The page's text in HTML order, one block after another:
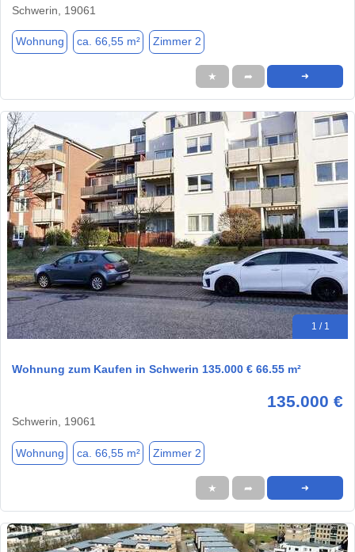
Schwerin, 19061
Wohnung ca. 66,55 m² Zimmer 2
★ ➦ ➜
1 / 1
Wohnung zum Kaufen in Schwerin 135.000 € 66.55 m²
135.000 €
Schwerin, 19061
Wohnung ca. 66,55 m² Zimmer 2
★ ➦ ➜